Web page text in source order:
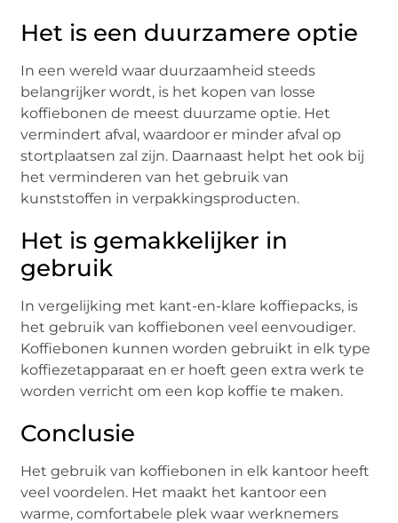
Het is een duurzamere optie
In een wereld waar duurzaamheid steeds
belangrijker wordt, is het kopen van losse
koffiebonen de meest duurzame optie. Het
vermindert afval, waardoor er minder afval op
stortplaatsen zal zijn. Daarnaast helpt het ook bij
het verminderen van het gebruik van
kunststoffen in verpakkingsproducten.
Het is gemakkelijker in
gebruik
In vergelijking met kant-en-klare koffiepacks, is
het gebruik van koffiebonen veel eenvoudiger.
Koffiebonen kunnen worden gebruikt in elk type
koffiezetapparaat en er hoeft geen extra werk te
worden verricht om een kop koffie te maken.
Conclusie
Het gebruik van koffiebonen in elk kantoor heeft
veel voordelen. Het maakt het kantoor een
warme, comfortabele plek waar werknemers